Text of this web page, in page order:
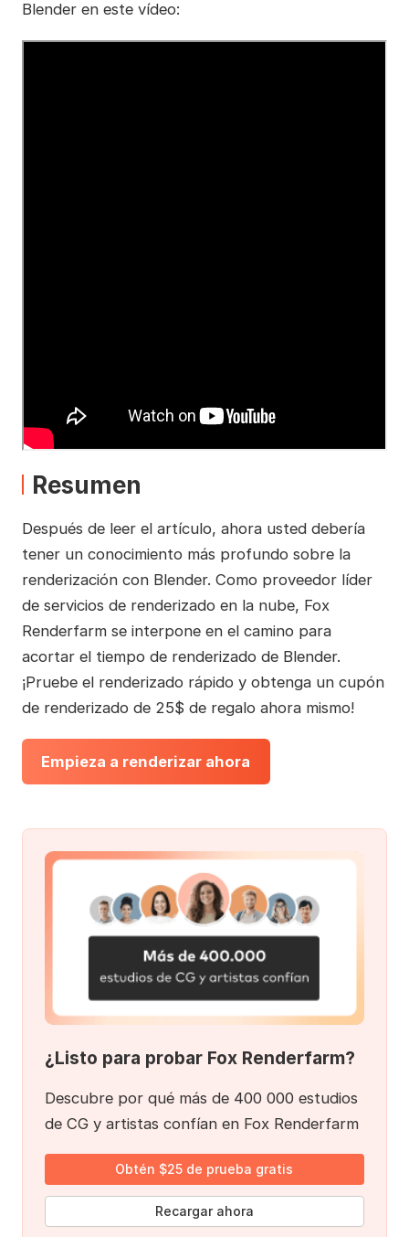
Blender en este vídeo:
Resumen
Después de leer el artículo, ahora usted debería
tener un conocimiento más profundo sobre la
renderización con Blender. Como proveedor líder
de servicios de renderizado en la nube, Fox
Renderfarm se interpone en el camino para
acortar el tiempo de renderizado de Blender.
¡Pruebe el renderizado rápido y obtenga un cupón
de renderizado de 25$ de regalo ahora mismo!
Empieza a renderizar ahora
¿Listo para probar Fox Renderfarm?
Descubre por qué más de 400 000 estudios
de CG y artistas confían en Fox Renderfarm
Obtén $25 de prueba gratis
Recargar ahora